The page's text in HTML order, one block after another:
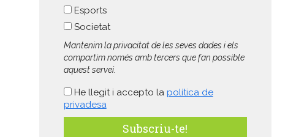
Esports
Societat
Mantenim la privacitat de les seves dades i els
compartim només amb tercers que fan possible
aquest servei.
He llegit i accepto la política de
privadesa